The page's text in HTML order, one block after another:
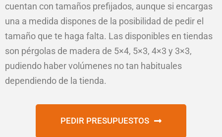
cuentan con tamaños prefijados, aunque si encargas
una a medida dispones de la posibilidad de pedir el
tamaño que te haga falta. Las disponibles en tiendas
son pérgolas de madera de 5×4, 5×3, 4×3 y 3×3,
pudiendo haber volúmenes no tan habituales
dependiendo de la tienda.
PEDIR PRESUPUESTOS